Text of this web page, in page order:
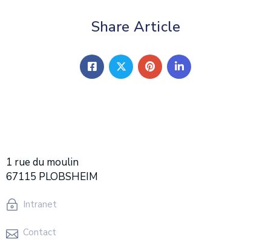
Share Article
1 rue du moulin
67115 PLOBSHEIM
Intranet
Contact